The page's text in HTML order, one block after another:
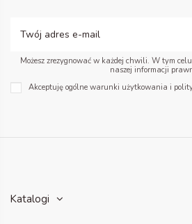
Możesz zrezygnować w każdej chwili. W tym
naszej informacji
Akceptuję ogólne warunki użytkowania i
Katalogi